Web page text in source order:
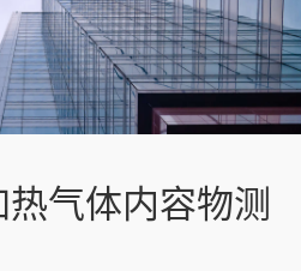
气体内容物测